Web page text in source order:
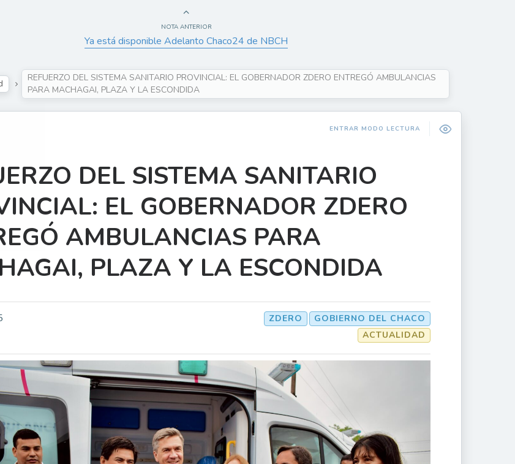
NOTA ANTERIOR
Ya está disponible Adelanto Chaco24 de NBCH
REFUERZO DEL SISTEMA SANITARIO PROVINCIAL: EL GOBERNADOR ZDERO ENTREGÓ AMBULANCIAS
PARA MACHAGAI, PLAZA Y LA ESCONDIDA
ENTRAR MODO LECTURA
DEL SISTEMA SANITARIO
EL GOBERNADOR ZDERO
AMBULANCIAS PARA
PLAZA Y LA ESCONDIDA
GOBIERNO DEL CHACO
ZDERO
ACTUALIDAD